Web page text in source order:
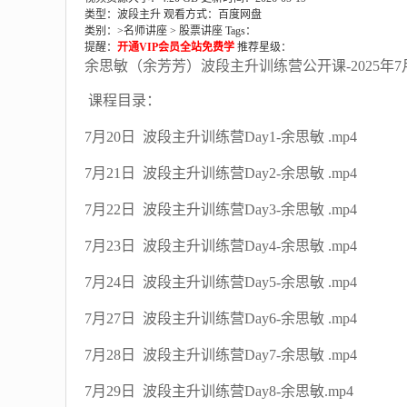
类型：波段主升 观看方式：百度网盘
类别：>名师讲座 > 股票讲座 Tags：
提醒： 开通VIP会员全站免费学 推荐星级：
余思敏（余芳芳）波段主升训练营公开课-2025年7
课程目录：
7月20日 波段主升训练营Day1-余思敏 .mp4
7月21日 波段主升训练营Day2-余思敏 .mp4
7月22日 波段主升训练营Day3-余思敏 .mp4
7月23日 波段主升训练营Day4-余思敏 .mp4
7月24日 波段主升训练营Day5-余思敏 .mp4
7月27日 波段主升训练营Day6-余思敏 .mp4
7月28日 波段主升训练营Day7-余思敏 .mp4
7月29日 波段主升训练营Day8-余思敏.mp4